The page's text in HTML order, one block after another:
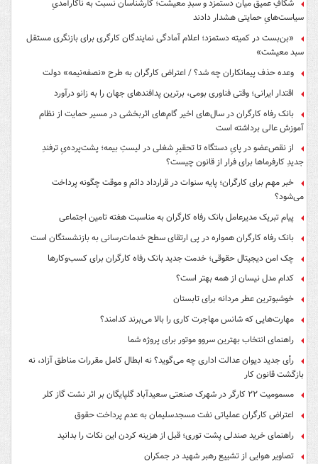
شکافِ عمیق میان دستمزد و سبدِ معیشت؛ کارشناسان نسبت به ناکارآمدیِ
سیاست‌هایِ حمایتی هشدار دادند
«بن‌بست در کمیته دستمزد؛ اعلام آمادگی نمایندگان کارگری برای بازنگری مستقل
سبد معیشت»
وعده حذف پیمانکاران چه شد؟ / اعتراض کارگران به طرح «نصفه‌نیمه» دولت
اقتدار ایرانی؛ وقتی فناوری بومی، برترین پدافندهای جهان را به زانو درآورد
بانک رفاه کارگران در سال‌های اخیر گام‌های اثربخشی در مسیر حمایت از نظام
آموزش عالی برداشته است
از نقص‌عضو در پایِ دستگاه تا تحقیرِ شغلی در لیستِ بیمه؛ پشت‌پرده‌یِ ترفندِ
جدیدِ کارفرماها برای فرار از قانون چیست؟
خبر مهم برای کارگران؛ پایه سنوات در قرارداد دائم و موقت چگونه پرداخت
می‌شود؟
پیام تبریک مدیرعامل بانک رفاه کارگران به مناسبت هفته تامین اجتماعی
بانک رفاه کارگران همواره در پی ارتقای سطح خدمات‌رسانی به بازنشستگان است
چک امن دیجیتال حقوقی؛ خدمت جدید بانک رفاه کارگران برای کسب‌وکارها
کدام مدل نیسان از همه بهتر است؟
خوشبوترین عطر مردانه برای تابستان
مهارت‌هایی که شانس مهاجرت کاری را بالا می‌برند کدامند؟
راهنمای انتخاب بهترین سروو موتور برای پروژه شما
رأی جدید دیوان عدالت اداری چه می‌گوید؟ نه ابطال کامل مقررات مناطق آزاد، نه
بازگشت قانون کار
مسمومیت ۲۲ کارگر در شهرک صنعتی سعیدآباد گلپایگان بر اثر نشت گاز کلر
اعتراض کارگران عملیاتی نفت مسجدسلیمان به عدم پرداخت حقوق
راهنمای خرید صندلی پشت توری؛ قبل از هزینه کردن این نکات را بدانید
تصاویر هوایی از تشییع رهبر شهید در جمکران